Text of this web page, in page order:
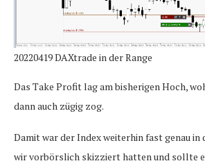
20220419 DAXtrade in der Range
Das Take Profit lag am bisherigen Hoch,
dann auch zügig zog.
Damit war der Index weiterhin fast genau in
wir vorbörslich skizziert hatten und sollte